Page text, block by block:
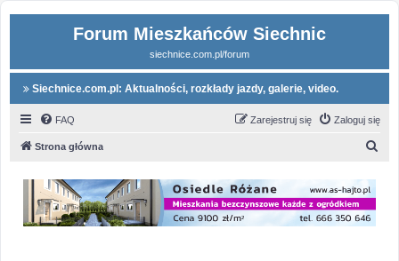
Forum Mieszkańców Siechnic
siechnice.com.pl/forum
Siechnice.com.pl: Aktualności, rozkłady jazdy, galerie, video.
FAQ Zaloguj się
Zarejestruj się
Strona główna